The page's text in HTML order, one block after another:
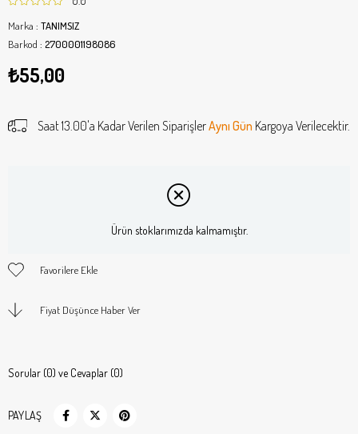
Marka : TANIMSIZ
Barkod : 2700001198086
₺55,00
Saat 13.00'a Kadar Verilen SiparişlerAynı Gün Kargoya Verilecektir.
Ürün stoklarımızda kalmamıştır.
Favorilere Ekle
Fiyat Düşünce Haber Ver
Sorular (0) ve Cevaplar (0)
PAYLAŞ